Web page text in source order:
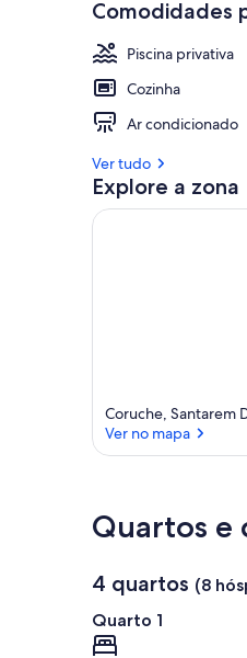
Comodidades
Piscina privativa
Cozinha
Ar condicionado
Ver tudo
Explore a zona
Coruche, Santarem
Ver no mapa
Quartos e
4 quartos (8
Quarto 1